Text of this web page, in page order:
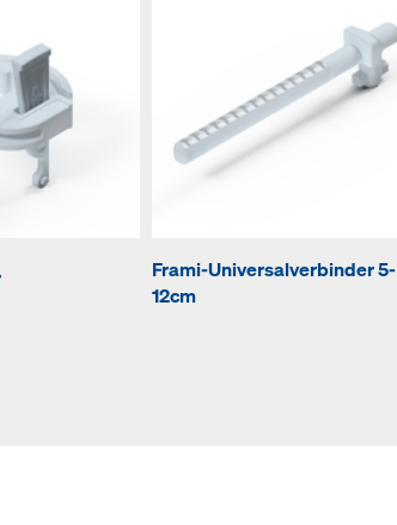
Frami-Universalverbinder 5-
12cm